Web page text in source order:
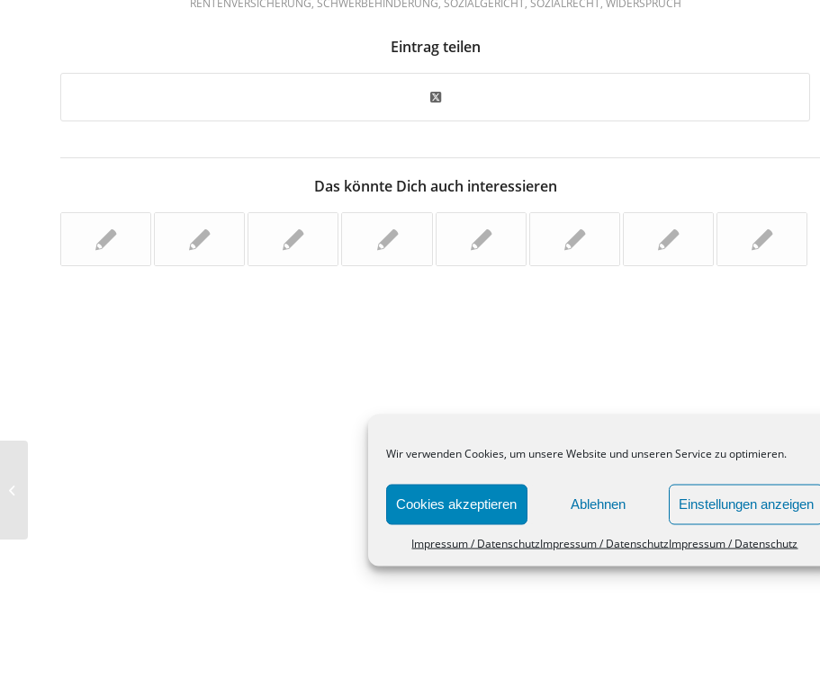
Wir verwenden Cookies, um unsere Website und unseren Service zu optimieren.
Cookies akzeptieren Ablehnen Einstellungen anzeigen
Impressum / DatenschutzImpressum / DatenschutzImpressum / Datenschutz
Eintrag teilen
Das könnte Dich auch interessieren